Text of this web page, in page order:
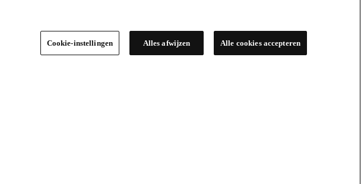
Cookie-instellingen Alles afwijzen Alle cookies accepteren